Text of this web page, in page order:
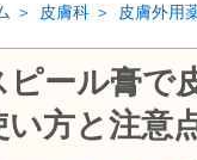
＞ 皮膚科 ＞ 皮膚外用
ピール膏で
い方と注意